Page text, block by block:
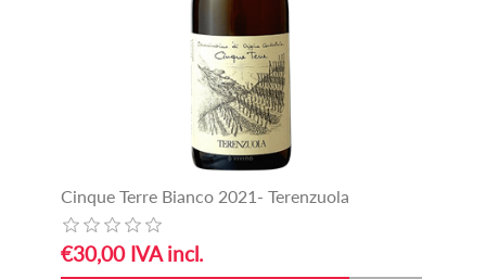
Cinque Terre Bianco 2021- Terenzuola
€30,00 IVA incl.